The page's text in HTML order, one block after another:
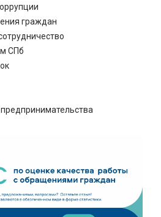
граждан
СПб